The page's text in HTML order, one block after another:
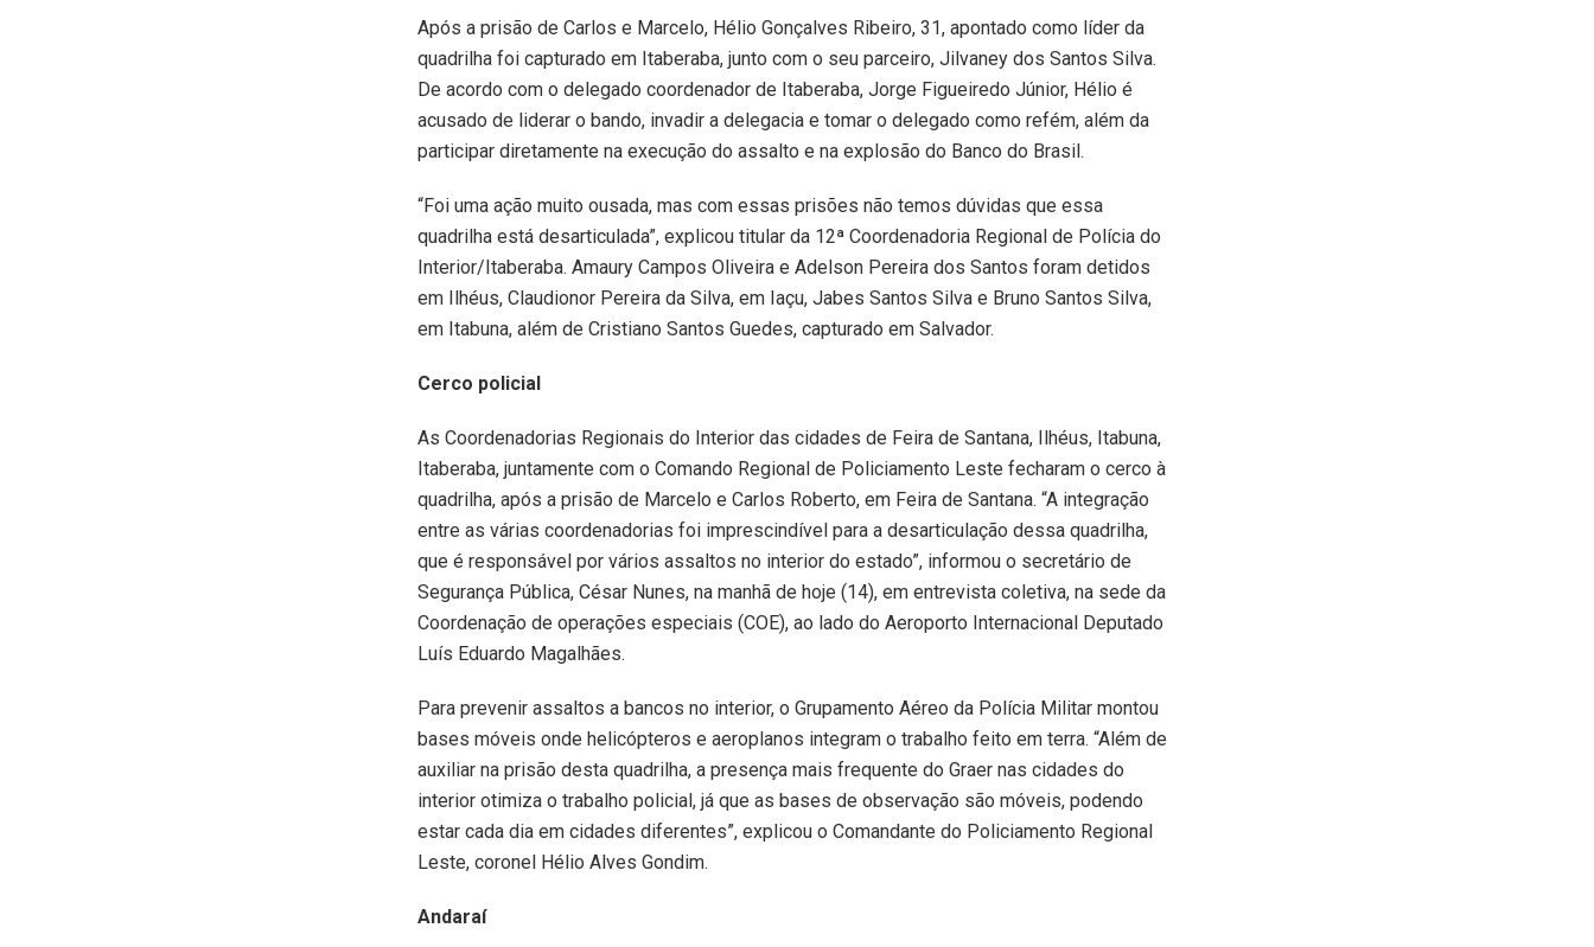
Após a prisão de Carlos e Marcelo, Hélio Gonçalves Ribeiro, 31, apontado como líder da
quadrilha foi capturado em Itaberaba, junto com o seu parceiro, Jilvaney dos Santos Silva.
De acordo com o delegado coordenador de Itaberaba, Jorge Figueiredo Júnior, Hélio é
acusado de liderar o bando, invadir a delegacia e tomar o delegado como refém, além da
participar diretamente na execução do assalto e na explosão do Banco do Brasil.
“Foi uma ação muito ousada, mas com essas prisões não temos dúvidas que essa
quadrilha está desarticulada”, explicou titular da 12ª Coordenadoria Regional de Polícia do
Interior/Itaberaba. Amaury Campos Oliveira e Adelson Pereira dos Santos foram detidos
em Ilhéus, Claudionor Pereira da Silva, em Iaçu, Jabes Santos Silva e Bruno Santos Silva,
em Itabuna, além de Cristiano Santos Guedes, capturado em Salvador.
Cerco policial
As Coordenadorias Regionais do Interior das cidades de Feira de Santana, Ilhéus, Itabuna,
Itaberaba, juntamente com o Comando Regional de Policiamento Leste fecharam o cerco à
quadrilha, após a prisão de Marcelo e Carlos Roberto, em Feira de Santana. “A integração
entre as várias coordenadorias foi imprescindível para a desarticulação dessa quadrilha,
que é responsável por vários assaltos no interior do estado”, informou o secretário de
Segurança Pública, César Nunes, na manhã de hoje (14), em entrevista coletiva, na sede da
Coordenação de operações especiais (COE), ao lado do Aeroporto Internacional Deputado
Luís Eduardo Magalhães.
Para prevenir assaltos a bancos no interior, o Grupamento Aéreo da Polícia Militar montou
bases móveis onde helicópteros e aeroplanos integram o trabalho feito em terra. “Além de
auxiliar na prisão desta quadrilha, a presença mais frequente do Graer nas cidades do
interior otimiza o trabalho policial, já que as bases de observação são móveis, podendo
estar cada dia em cidades diferentes”, explicou o Comandante do Policiamento Regional
Leste, coronel Hélio Alves Gondim.
Andaraí